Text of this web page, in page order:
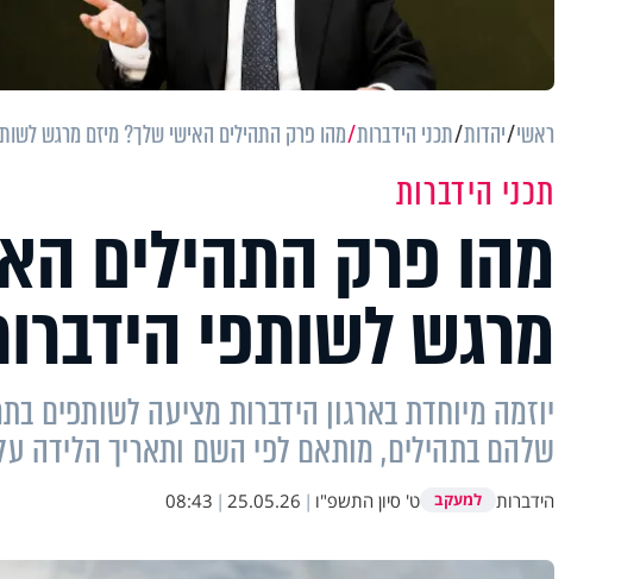
ראשי יהדות תכני הידברות מהו פרק התהילים האישי שלך? מיזם מרגש
תכני הידברות
מהו פרק התהילים
מרגש לשותפי
יוזמה מיוחדת בארגון הידברות מציעה
שלהם בתהילים, מותאם לפי השם ותאריך הלידה
הידברות למעקב ט' סיון התשפ"ו |
25.05.26
|
08:43